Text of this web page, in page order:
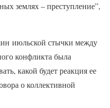
землях – преступление”,
июльской стычки между
конфликта была
какой будет реакция ее
о коллективной